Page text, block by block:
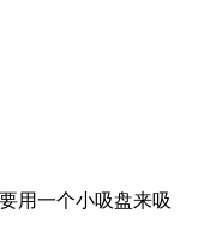
用一个小吸盘来吸